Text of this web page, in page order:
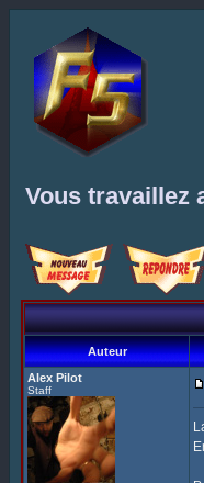
Vous travaillez
Auteur
Alex Pilot
Staff